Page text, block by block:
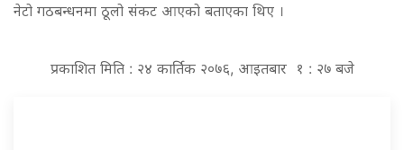
नेटो गठबन्धनमा ठूलो संकट आएको बताएका थिए ।
प्रकाशित मिति : २४ कार्तिक २०७६, आइतबार १ : २७ बजे